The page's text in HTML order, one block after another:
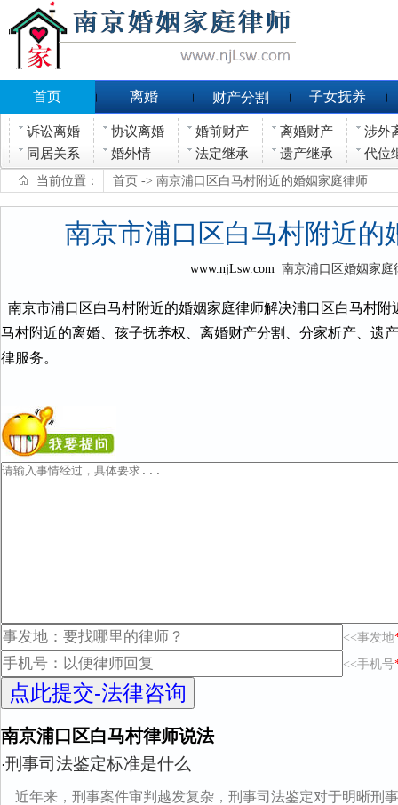
首页 离婚 财产分割 子女抚养
诉讼离婚 协议离婚 婚前财产 离婚财产
涉外
同居关系
婚外情 法定继承 遗产继承 代位
当前位置： 首页 -> 南京浦口区白马村附近的婚姻家庭律师
南京市浦口区白马村附近的
www.njLsw.com南京浦口区婚姻家庭
南京市浦口区白马村附近的婚姻家庭律师解决浦口区白马村
马村附近的离婚、孩子抚养权、离婚财产分割、分家析产、遗
律服务。
<<事发地
<<手机号
南京浦口区白马村律师说法
·刑事司法鉴定标准是什么
近年来，刑事案件审判越发复杂，刑事司法鉴定对于明晰刑